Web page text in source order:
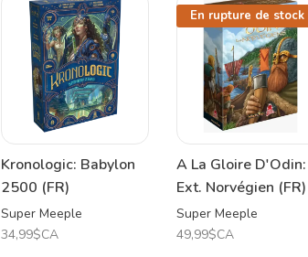
Kronologic: Babylon
2500 (FR)
Super Meeple
34,99$CA
En rupture de stock
A La Gloire D'Odin:
Ext. Norvégien (FR)
Super Meeple
49,99$CA